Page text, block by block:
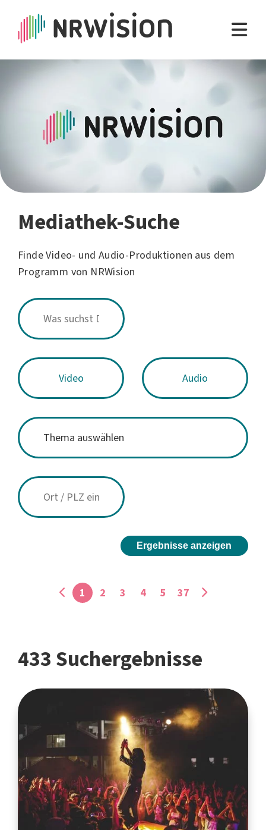
Mediathek-Suche
Finde Video- und Audio-Produktionen aus dem
Programm von NRWision
Video Audio
Ergebnisse anzeigen
1 2 3 4 5 37
433 Suchergebnisse